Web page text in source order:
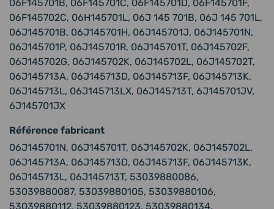
06F145701B, 06F145701C, 06F145701D, 06F145701F,
06F145702C, 06H145701L, 06J 145 701B, 06J 145 701L,
06J145701B, 06J145701H, 06J145701J, 06J145701N,
06J145701P, 06J145701R, 06J145701T, 06J145702F,
06J145702G, 06J145702K, 06J145702L, 06J145702T,
06J145713A, 06J145713D, 06J145713F, 06J145713K,
06J145713L, 06J145713LX, 06J145713T, 6J145701JV,
6J145701JX
Référence fabricant
06J145701N, 06J145701T, 06J145702K, 06J145702L,
06J145713A, 06J145713D, 06J145713F, 06J145713K,
06J145713L, 06J145713T, 53039880086,
53039880087, 53039880105, 53039880106,
53039880112, 53039880123, 53039880134,